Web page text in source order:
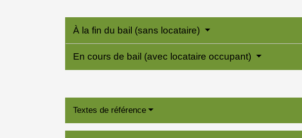
À la fin du bail (sans locataire)
En cours de bail (avec locataire occupant)
Textes de référence